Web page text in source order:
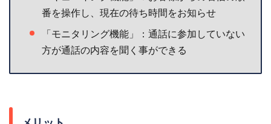
番を操作し、現在の待ち時間をお知らせ
「モニタリング機能」：通話に参加していない
方が通話の内容を聞く事ができる